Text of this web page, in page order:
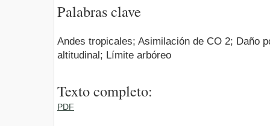
Palabras clave
Andes tropicales; Asimilación de CO 2; Daño
altitudinal; Límite arbóreo
Texto completo:
PDF